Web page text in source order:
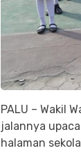
PALU – Wakil
jalannya
halaman